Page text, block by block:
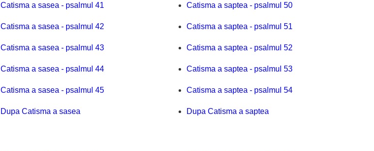
Catisma a sasea - psalmul 41
Catisma a sasea - psalmul 42
Catisma a sasea - psalmul 43
Catisma a sasea - psalmul 44
Catisma a sasea - psalmul 45
Dupa Catisma a sasea
Catisma a saptea - psalmul 50
Catisma a saptea - psalmul 51
Catisma a saptea - psalmul 52
Catisma a saptea - psalmul 53
Catisma a saptea - psalmul 54
Dupa Catisma a saptea